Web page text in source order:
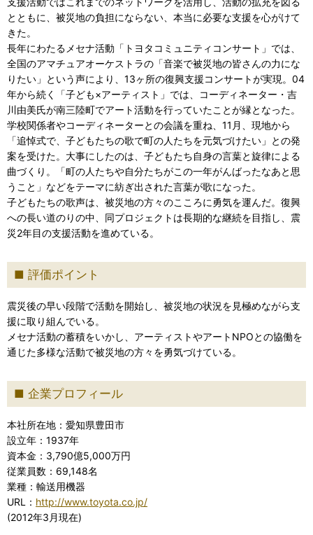
とともに、被災地の負担にならない、本当に必要な支援を心がけて
きた。
長年にわたるメセナ活動「トヨタコミュニティコンサート」では、
全国のアマチュアオーケストラの「音楽で被災地の皆さんの力にな
りたい」という声により、13ヶ所の復興支援コンサートが実現。04
年から続く「子ども×アーティスト」では、コーディネーター・吉
川由美氏が南三陸町でアート活動を行っていたことが縁となった。
学校関係者やコーディネーターとの会議を重ね、11月、現地から
「追悼式で、子どもたちの歌で町の人たちを元気づけたい」との発
案を受けた。大事にしたのは、子どもたち自身の言葉と旋律による
曲づくり。「町の人たちや自分たちがこの一年がんばったなあと思
うこと」などをテーマに紡ぎ出された言葉が歌になった。
子どもたちの歌声は、被災地の方々のこころに勇気を運んだ。復興
への長い道のりの中、同プロジェクトは長期的な継続を目指し、震
災2年目の支援活動を進めている。
評価ポイント
震災後の早い段階で活動を開始し、被災地の状況を見極めながら支
援に取り組んでいる。
メセナ活動の蓄積をいかし、アーティストやアートNPOとの協働を
通じた多様な活動で被災地の方々を勇気づけている。
企業プロフィール
本社所在地：愛知県豊田市
設立年：1937年
資本金：3,790億5,000万円
従業員数：69,148名
業種：輸送用機器
URL： http://www.toyota.co.jp/
(2012年3月現在)